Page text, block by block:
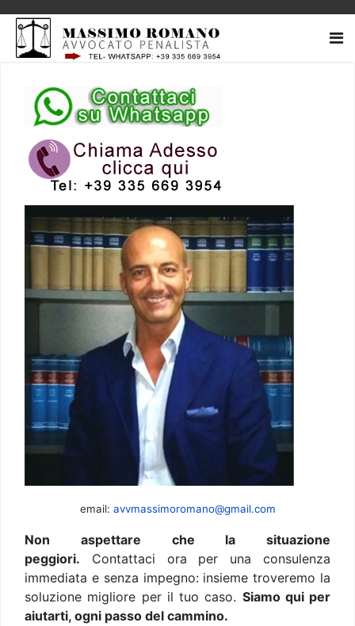
email: avvmassimoromano@gmail.com
Non aspettare che la situazione
peggiori. Contattaci ora per una consulenza
immediata e senza impegno: insieme troveremo la
soluzione migliore per il tuo caso. Siamo qui per
aiutarti, ogni passo del cammino.